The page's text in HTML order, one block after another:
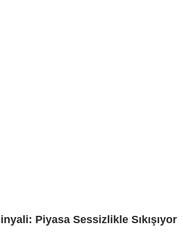
Piyasa Sessizlikle Sıkışıyor